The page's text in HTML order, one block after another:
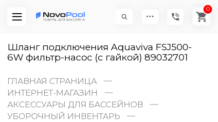
0
Шланг подключения Aquaviva FSJ500-
6W фильтр-насос (с гайкой) 89032701
ГЛАВНАЯ СТРАНИЦА
ИНТЕРНЕТ-МАГАЗИН
АКСЕССУАРЫ ДЛЯ БАССЕЙНОВ
УБОРОЧНЫЙ ИНВЕНТАРЬ